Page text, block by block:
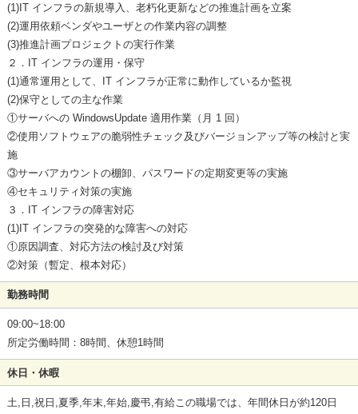
(1)IT インフラの新規導入、老朽化更新などの推進計画を立案
(2)運用依頼ベンダやユーザとの作業内容の調整
(3)推進計画プロジェクトの実行作業
２．IT インフラの運用・保守
(1)通常運用として、IT インフラが正常に動作しているか監視
(2)保守としての主な作業
①サーバへの WindowsUpdate 適用作業（月 1 回）
②使用ソフトウェアの脆弱性チェック及びバージョンアップ等の検討と実
施
③サーバアカウントの棚卸、パスワードの定期変更等の実施
④セキュリティ対策の実施
３．IT インフラの障害対応
(1)IT インフラの突発的な障害への対応
①原因調査、対応方法の検討及び対策
②対策（暫定、根本対応）
勤務時間
09:00~18:00
所定労働時間：8時間、休憩1時間
休日・休暇
土,日,祝日,夏季,年末,年始,慶弔,有給この職場では、年間休日が約120日